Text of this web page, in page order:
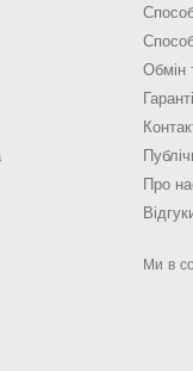
Обмін
Про
Ми в